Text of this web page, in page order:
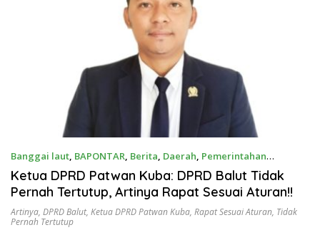
Banggai laut, BAPONTAR, Berita, Daerah, Pemerintahan
September 18, 2025
Ketua DPRD Patwan Kuba: DPRD Balut Tidak
Pernah Tertutup, Artinya Rapat Sesuai Aturan!!
Artinya, DPRD Balut, Ketua DPRD Patwan Kuba, Rapat Sesuai Aturan, Tidak
Pernah Tertutup